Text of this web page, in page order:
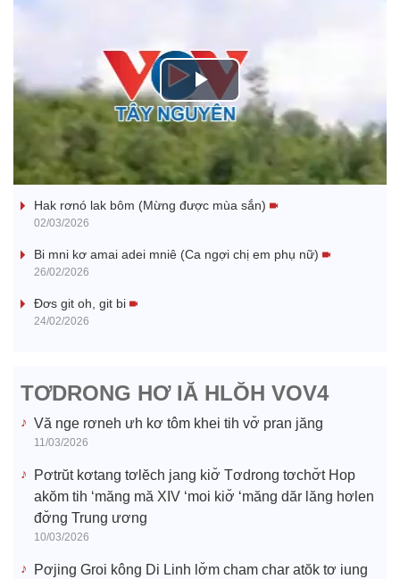
P
a
V
e
o
Nhớ bạn
Hak rơnó lak bôm (Mừng được mùa sắn)
02/03/2026
Bi mni kơ amai adei mniê (Ca ngợi chị em phụ nữ)
26/02/2026
Đơs git oh, git bi
24/02/2026
TƠDRONG HƠ IĂ HLŎH VOV4
Vă nge rơneh ưh kơ tôm khei tih vơ̆ pran jăng
11/03/2026
Pơtrŭt kơtang tơlĕch jang kiơ̆ Tơdrong tơchơ̆t Hop
akŏm tih ‘măng mă XIV ‘moi kiơ̆ ‘măng dăr lăng hơlen
đơ̆ng Trung ương
10/03/2026
Pơjing Groi kông Di Linh lơ̆m cham char atŏk tơ iung